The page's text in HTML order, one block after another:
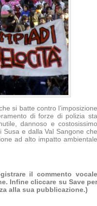
si batte contro l’imposizione
di forze di polizia sta
dannoso e costosissimo
Susa e dalla Val Sangone che
ad alto impatto ambientale
il commento vocale
Infine cliccare su Save per
alla sua pubblicazione.)